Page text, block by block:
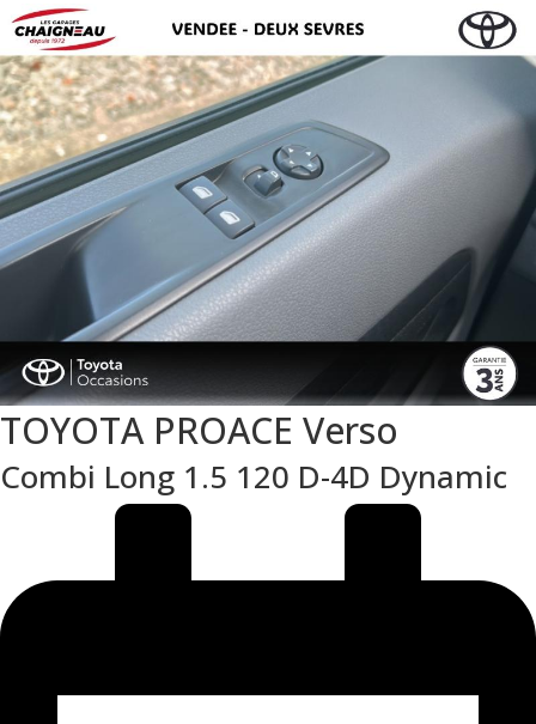
TOYOTA PROACE Verso
Combi Long 1.5 120 D-4D Dynamic